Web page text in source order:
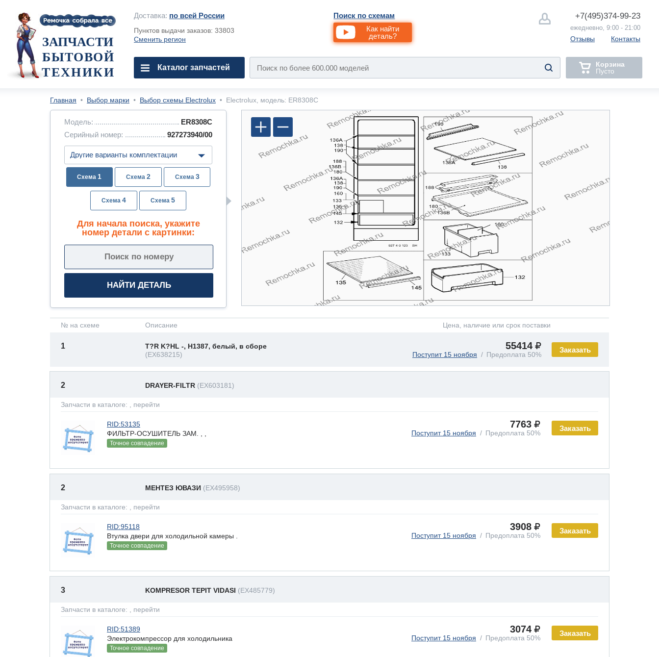
Доставка: по всей России
Пунктов выдачи заказов: 33803
Сменить регион
Поиск по схемам
Как найти
деталь?
+7(495)374-99-23
ежедневно, 9:00 - 21:00
Отзывы Контакты
ЗАПЧАСТИ
БЫТОВОЙ
ТЕХНИКИ
Каталог запчастей
Корзина
Пусто
Главная • Выбор марки • Выбор схемы Electrolux • Electrolux, модель: ER8308C
Модель:
ER8308C
Серийный номер:
927273940/00
1 2 3
4 5
Для начала поиска, укажите
номер детали с картинки:
№ на схеме Описание Цена, наличие или срок поставки
Заказать
1
T?R K?HL -, H1387, белый, в сборе
(EX638215)
55414
Поступит 15 ноября Предоплата 50%
2 DRAYER-FILTR (EX603181)
Запчасти в каталоге: , перейти
Заказать
RID:53135
ФИЛЬТР-ОСУШИТЕЛЬ ЗАМ. , ,
Точное совпадение
7763
Поступит 15 ноября Предоплата 50%
2 МЕНТЕЗ ЮВАЗИ (EX495958)
Запчасти в каталоге: , перейти
Заказать
RID:95118
Втулка двери для холодильной камеры .
Точное совпадение
3908
Поступит 15 ноября Предоплата 50%
3 KOMPRESOR TEPIT VIDASI (EX485779)
Запчасти в каталоге: , перейти
Заказать
RID:51389
Электрокомпрессор для холодильника
Точное совпадение
3074
Поступит 15 ноября Предоплата 50%